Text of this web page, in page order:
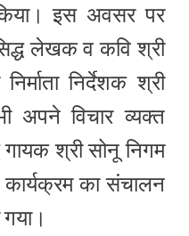
इस अवसर पर
लेखक व कवि श्री
निर्देशक श्री
अपने विचार व्यक्त
गायक श्री सोनू निगम
का संचालन
गया।